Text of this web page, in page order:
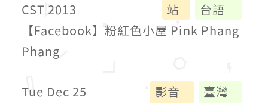
CST 2013
站
台語
【Facebook】粉紅色小屋 Pink Phang
Phang
Tue Dec 25
影音
臺灣